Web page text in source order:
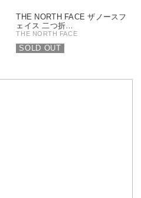
THE NORTH FACE ザノースフ
ェイス 二つ折…
THE NORTH FACE
SOLD OUT